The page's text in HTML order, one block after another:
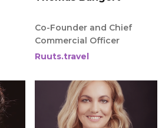
Co-Founder and Chief
Commercial Officer
Ruuts.travel